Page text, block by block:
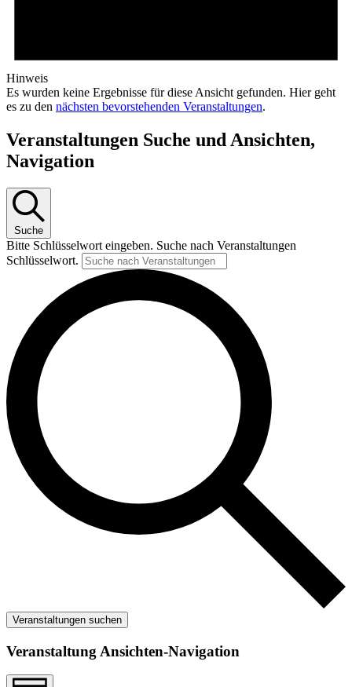
Hinweis
Es wurden keine Ergebnisse für diese Ansicht gefunden. Hier geht
es zu den nächsten bevorstehenden Veranstaltungen.
Veranstaltungen Suche und Ansichten,
Navigation
Suche
Bitte Schlüsselwort eingeben. Suche nach Veranstaltungen
Schlüsselwort.
Veranstaltungen suchen
Veranstaltung Ansichten-Navigation